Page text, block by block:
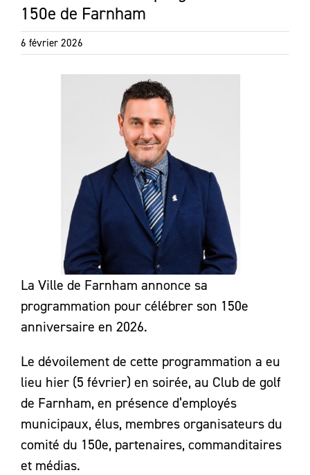
150e de Farnham
6 février 2026
La Ville de Farnham annonce sa
programmation pour célébrer son 150e
anniversaire en 2026.
Le dévoilement de cette programmation a eu
lieu hier (5 février) en soirée, au Club de golf
de Farnham, en présence d’employés
municipaux, élus, membres organisateurs du
comité du 150e, partenaires, commanditaires
et médias.